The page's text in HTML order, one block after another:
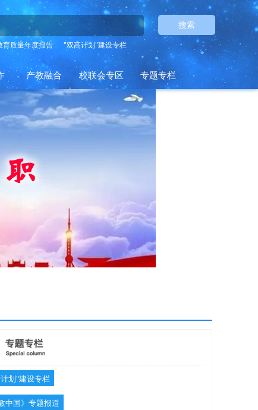
搜索
育质量年度报告 "双高计划"建设专栏
产教融合 校联会专区 专题专栏
划"建设专栏
中国》专题报道